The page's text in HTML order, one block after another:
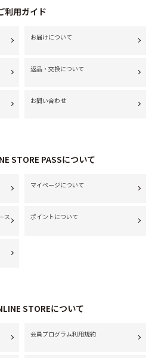
利用ガイド
お届けについて
返品・交換について
お問い合わせ
STORE PASSについて
マイページについて
ス
ポイントについて
STOREについて
会員プログラム利用規約